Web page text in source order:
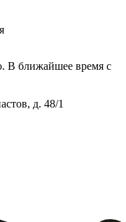
В ближайшее время с
д. 48/1